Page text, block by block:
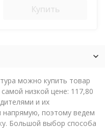
Купить
можно купить товар
низкой цене: 117,80
и их
поэтому ведем
Большой выбор способа